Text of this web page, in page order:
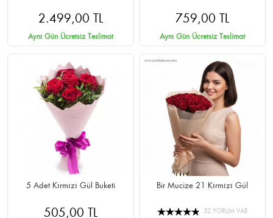
2.499,00 TL
Aynı Gün Ücretsiz Teslimat
759,00 TL
Aynı Gün Ücretsiz Teslimat
5 Adet Kırmızı Gül Buketi
505,00 TL
Bir Mucize 21 Kırmızı Gül
52 YORUM VAR